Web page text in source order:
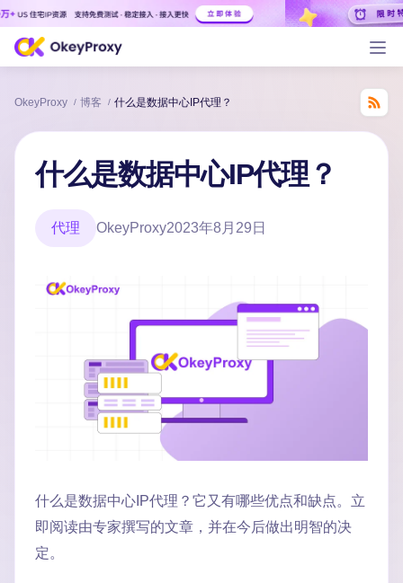
OkeyProxy / 博客 / 什么是数据中心IP代理？
什么是数据中心IP代理？
代理 OkeyProxy2023年8月29日
什么是数据中心IP代理？它又有哪些优点和缺点。立
即阅读由专家撰写的文章，并在今后做出明智的决
定。